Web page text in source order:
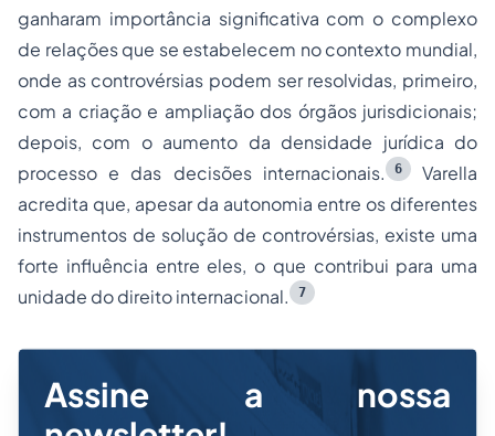
ganharam importância significativa com o complexo
de relações que se estabelecem no contexto mundial,
onde as controvérsias podem ser resolvidas, primeiro,
com a criação e ampliação dos órgãos jurisdicionais;
depois, com o aumento da densidade jurídica do
processo e das decisões internacionais.
6 Varella
acredita que, apesar da autonomia entre os diferentes
instrumentos de solução de controvérsias, existe uma
forte influência entre eles, o que contribui para uma
unidade do direito internacional.
7
Assine a nossa